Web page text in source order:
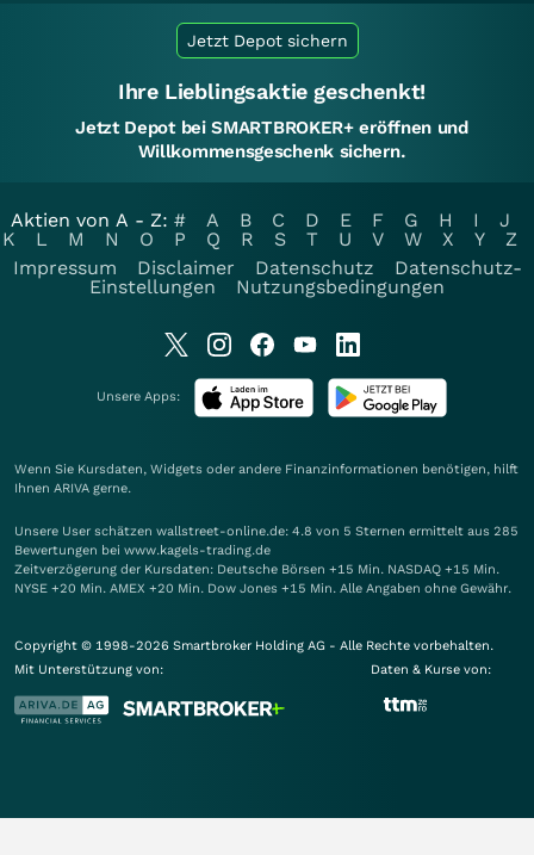
Jetzt Depot sichern
Ihre Lieblingsaktie geschenkt!
Jetzt Depot bei SMARTBROKER+ eröffnen und
Willkommensgeschenk sichern.
Aktien von A - Z: # A B C D E F G H I
J
K
L M N O P Q R S T U V W X Y
Z
Impressum
Disclaimer Datenschutz
Datenschutz-
Einstellungen
Nutzungsbedingungen
Unsere Apps:
Wenn Sie Kursdaten, Widgets oder andere Finanzinformationen benötigen, hilft
Ihnen ARIVA gerne.
Unsere User schätzen wallstreet-online.de: 4.8 von 5 Sternen ermittelt aus 285
Bewertungen bei www.kagels-trading.de
Zeitverzögerung der Kursdaten: Deutsche Börsen +15 Min. NASDAQ +15 Min.
NYSE +20 Min. AMEX +20 Min. Dow Jones +15 Min. Alle Angaben ohne Gewähr.
Copyright © 1998-2026 Smartbroker Holding AG - Alle Rechte vorbehalten.
Mit Unterstützung von:
Daten & Kurse von: